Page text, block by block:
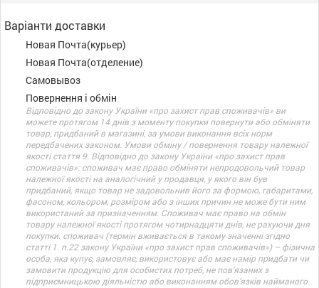
Варіанти доставки
Новая Почта(курьер)
Новая Почта(отделение)
Самовывоз
Повернення і обмін
Відповідно до закону України «про захист прав споживачів» ви
можете протягом 14 днів з моменту покупки повернути або обміняти
товар, придбаний в магазині, за умови виконання всіх норм
передбачених законом. Умови обміну / повернення товару належної
якості стаття 9. Відповідно до закону України «про захист прав
споживачів»: споживач має право обміняти непродовольчий товар
належної якості на аналогічний у продавця, у якого він був
придбаний, якщо товар не задовольнив його за формою, габаритами,
фасоном, кольором, розміром або з інших причин не може бути ним
використаний за призначенням. Споживач має право на обмін
товару належної якості протягом чотирнадцяти днів, не рахуючи дня
покупки. споживач (термін вживається в такому значенні згідно
статті 1. п.22 закону України «про захист прав споживачів») – фізична
особа, яка купує, замовляє, використовує або має намір придбати чи
замовити продукцію для особистих потреб, не пов’язаних з
підприємницькою діяльністю або виконанням обов’язків найманого